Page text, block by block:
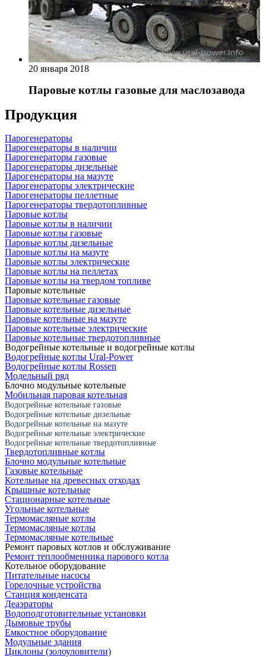
20 января 2018
Паровые котлы газовые для маслозавода
Продукция
Парогенераторы
Парогенераторы в наличии
Парогенераторы газовые
Парогенераторы дизельные
Парогенераторы на мазуте
Парогенераторы электрические
Парогенераторы пеллетные
Парогенераторы твердотопливные
Паровые котлы
Паровые котлы в наличии
Паровые котлы газовые
Паровые котлы дизельные
Паровые котлы на мазуте
Паровые котлы электрические
Паровые котлы на пеллетах
Паровые котлы на твердом топливе
Паровые котельные
Паровые котельные газовые
Паровые котельные дизельные
Паровые котельные на мазуте
Паровые котельные электрические
Паровые котельные твердотопливные
Водогрейные котельные и водогрейные котлы
Водогрейные котлы Ural-Power
Водогрейные котлы Rossen
Модельный ряд
Блочно модульные котельные
Мобильная паровая котельная
Водогрейные котельные газовые
Водогрейные котельные дизельные
Водогрейные котельные на мазуте
Водогрейные котельные электрические
Водогрейные котельные твердотопливные
Твердотопливные котлы
Блочно модульные котельные
Газовые котельные
Котельные на древесных отходах
Крышные котельные
Стационарные котельные
Угольные котельные
Термомасляные котлы
Термомасляные котлы
Термомасляные котельные
Ремонт паровых котлов и обслуживание
Ремонт теплообменника парового котла
Котельное оборудование
Питательные насосы
Горелочные устройства
Станция конденсата
Деаэраторы
Водоподготовительные установки
Дымовые трубы
Емкостное оборудование
Mодульные здания
Циклоны (золоуловители)